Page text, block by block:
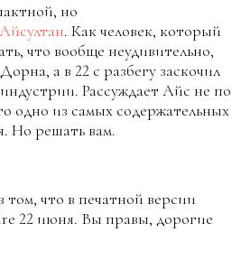
но
Айсултан. Как человек, который
что вообще неудивительно,
а в 22 с разбегу заскочил
Рассуждает Айс не по
одно из самых содержательных
Но решать вам.
что в печатной версии
22 июня. Вы правы, дорогие